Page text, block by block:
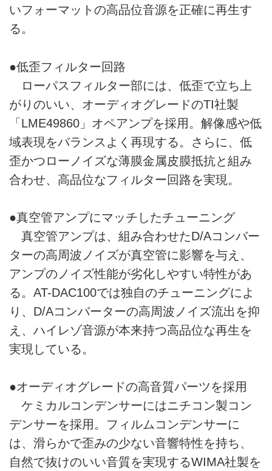
いフォーマットの高品位音源を正確に再生す
る。
●低歪フィルター回路
ローパスフィルター部には、低歪で立ち上
がりのいい、オーディオグレードのTI社製
「LME49860」オペアンプを採用。解像感や低
域表現をバランスよく再現する。さらに、低
歪かつローノイズな薄膜金属皮膜抵抗と組み
合わせ、高品位なフィルター回路を実現。
●真空管アンプにマッチしたチューニング
真空管アンプは、組み合わせたD/Aコンバー
ターの高周波ノイズが真空管に影響を与え、
アンプのノイズ性能が劣化しやすい特性があ
る。AT-DAC100では独自のチューニングによ
り、D/Aコンバーターの高周波ノイズ流出を抑
え、ハイレゾ音源が本来持つ高品位な再生を
実現している。
●オーディオグレードの高音質パーツを採用
ケミカルコンデンサーにはニチコン製コン
デンサーを採用。フィルムコンデンサーに
は、滑らかで歪みの少ない音響特性を持ち、
自然で抜けのいい音質を実現するWIMA社製を